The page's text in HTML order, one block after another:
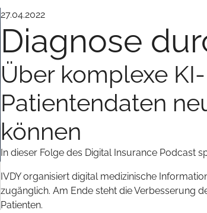
27.04.2022
Diagnose
Über komplexe
Patientendaten
können
In dieser Folge des Digital Insurance Podcast
IVDY organisiert digital medizinische
zugänglich. Am Ende steht die Verbesserung
Patienten.